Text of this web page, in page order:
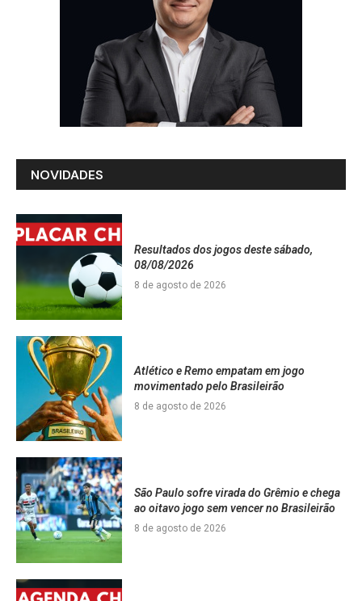
NOVIDADES
Resultados dos jogos deste sábado,
08/08/2026
8 de agosto de 2026
Atlético e Remo empatam em jogo
movimentado pelo Brasileirão
8 de agosto de 2026
São Paulo sofre virada do Grêmio e chega
ao oitavo jogo sem vencer no Brasileirão
8 de agosto de 2026